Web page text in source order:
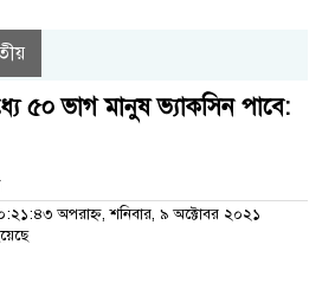
৫০ ভাগ মানুষ ভ্যাকসিন পাবে:
অপরাহ্ন, শনিবার, ৯ অক্টোবর ২০২১